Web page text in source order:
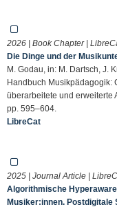
2026 | Book Chapter |
Die Dinge und der
M. Godau, in: M. Dartsch, J.
Handbuch Musikpädagogik:
überarbeitete und erweiterte
pp. 595–604.
LibreCat
2025 | Journal Article |
Algorithmische
Musiker:innen. Postdigitale